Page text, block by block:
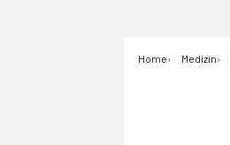
Home Medizin